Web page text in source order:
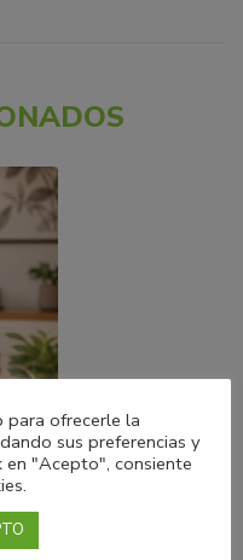
la ansiedad
para ofrecerle la
sus preferencias y
en "Acepto", consiente